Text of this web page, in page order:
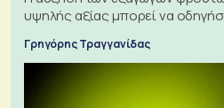
υψηλής αξίας μπορεί να
Γρηγόρης Τραγγανίδας